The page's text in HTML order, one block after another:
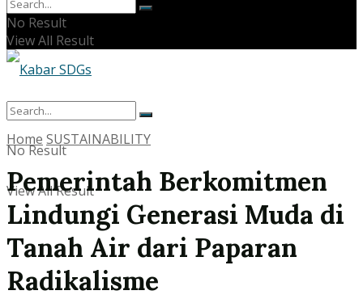
No Result
View All Result
No Result
View All Result
Home SUSTAINABILITY
Pemerintah Berkomitmen
Lindungi Generasi Muda di
Tanah Air dari Paparan
Radikalisme